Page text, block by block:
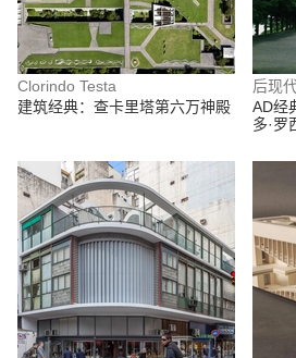
Clorindo Testa
建筑经典：查卡里塔第六万神殿
后现
AD经
多·罗